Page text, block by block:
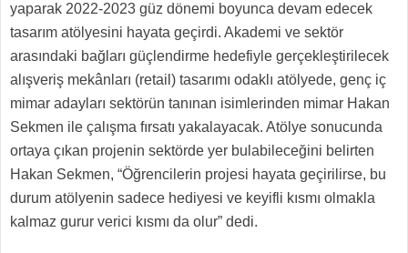
yaparak 2022-2023 güz dönemi boyunca devam edecek
tasarım atölyesini hayata geçirdi. Akademi ve sektör
arasındaki bağları güçlendirme hedefiyle gerçekleştirilecek
alışveriş mekânları (retail) tasarımı odaklı atölyede, genç iç
mimar adayları sektörün tanınan isimlerinden mimar Hakan
Sekmen ile çalışma fırsatı yakalayacak. Atölye sonucunda
ortaya çıkan projenin sektörde yer bulabileceğini belirten
Hakan Sekmen, “Öğrencilerin projesi hayata geçirilirse, bu
durum atölyenin sadece hediyesi ve keyifli kısmı olmakla
kalmaz gurur verici kısmı da olur” dedi.